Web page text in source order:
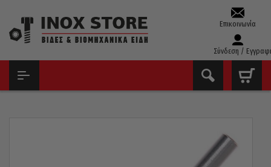
Επικοινωνία
Σύνδεση /
ΤΡΥΠΆΝΙ ΚΟΒΑΛΤΊΟΥ 5% 130° PTG ΓΕΡΜΑΝΊΑΣ ΤΟΡΝΙΡΙΣΜΈΝΟ